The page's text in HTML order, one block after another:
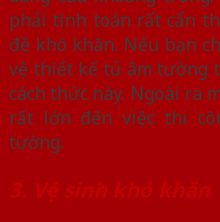
phải tính toán rất cẩn
đề khó khăn. Nếu bạn
vệ thiết kế tủ âm tường
cách thức này. Ngoài ra
rất lớn đến việc thi
tường.
3. Vệ sinh khó khăn